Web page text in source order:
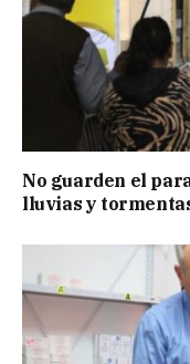
No guarden el
lluvias y